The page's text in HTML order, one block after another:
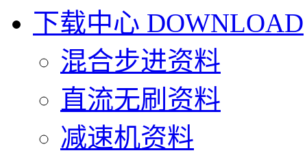
下载中心 DOWNLOAD
混合步进资料
直流无刷资料
减速机资料